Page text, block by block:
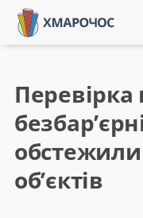
Перевірка
обстежили
обʼєктів